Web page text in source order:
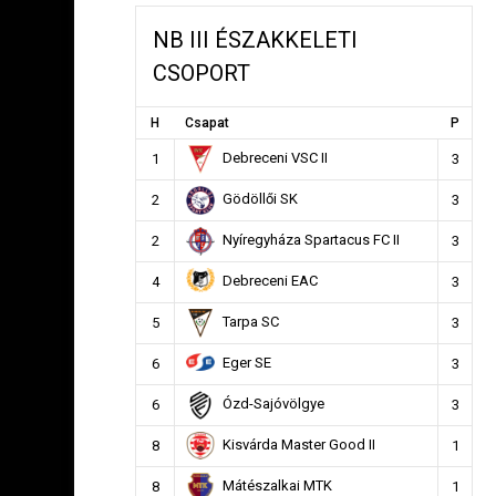
NB III ÉSZAKKELETI
CSOPORT
H Csapat P
1 Debreceni VSC II 3
2 Gödöllői SK 3
2 Nyíregyháza Spartacus FC II 3
4 Debreceni EAC 3
5 Tarpa SC 3
6 Eger SE 3
6 Ózd-Sajóvölgye 3
8 Kisvárda Master Good II 1
8 Mátészalkai MTK 1